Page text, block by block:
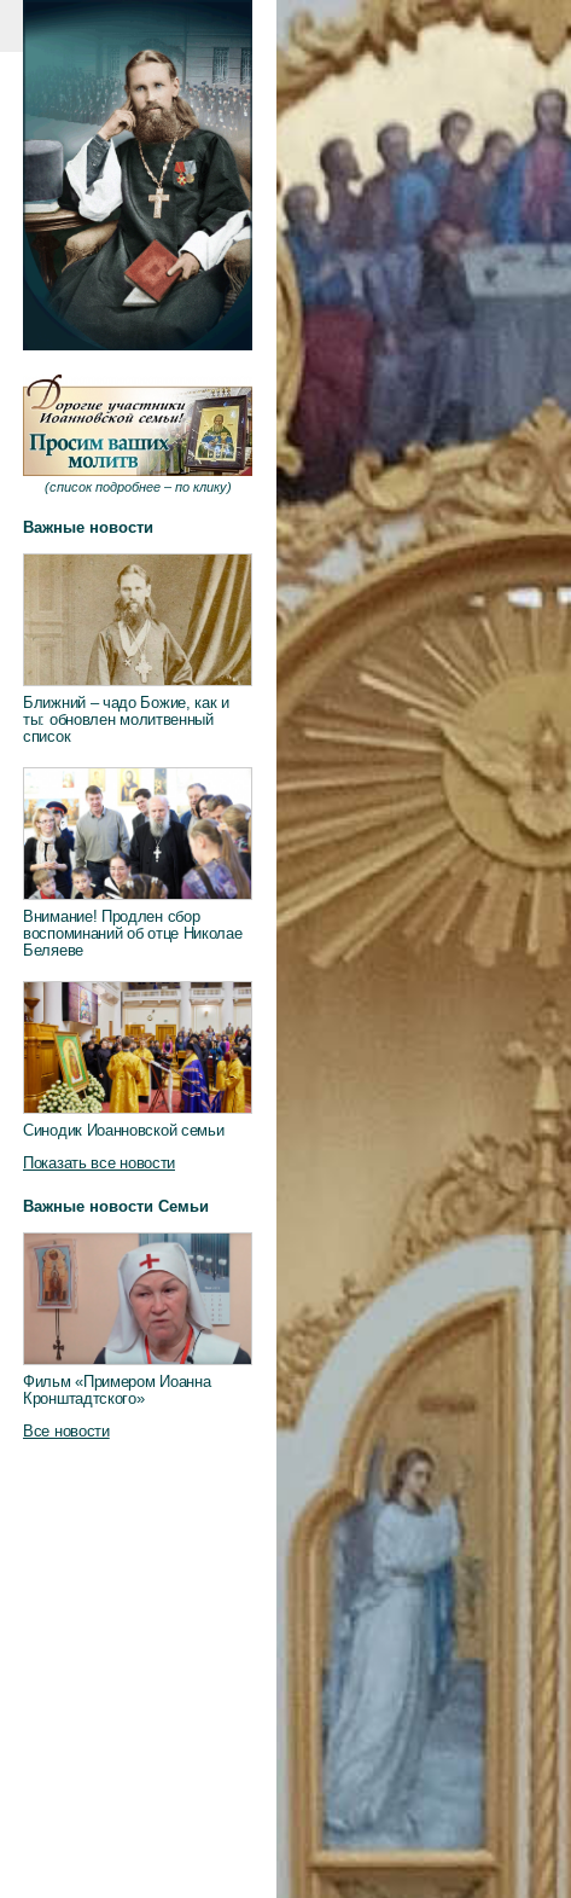
(список подробнее – по клику)
Важные новости
Ближний – чадо Божие, как и
ты: обновлен молитвенный
список
Внимание! Продлен сбор
воспоминаний об отце Николае
Беляеве
Синодик Иоанновской семьи
Показать все новости
Важные новости Семьи
Фильм «Примером Иоанна
Кронштадтского»
Все новости